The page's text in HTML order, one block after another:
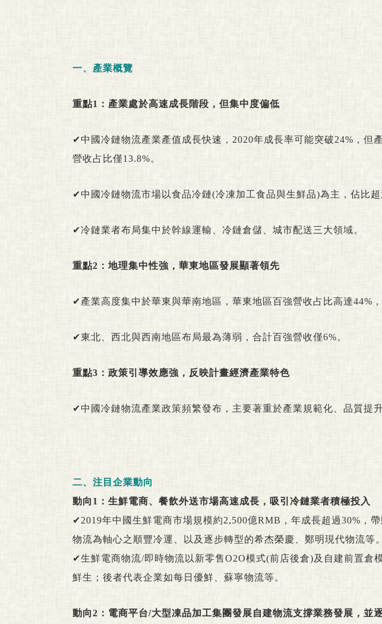
一、產業概覽
重點1：產業處於高速成長階段，但集中度偏低
✔中國冷鏈物流產業產值成長快速，2020年成長率可能突破24%，但
營收占比僅13.8%。
✔中國冷鏈物流市場以食品冷鏈(冷凍加工食品與生鮮品)為主，佔比
✔冷鏈業者布局集中於幹線運輸、冷鏈倉儲、城市配送三大領域。
重點2：地理集中性強，華東地區發展顯著領先
✔產業高度集中於華東與華南地區，華東地區百強營收占比高達44%
✔東北、西北與西南地區布局最為薄弱，合計百強營收僅6%。
重點3：政策引導效應強，反映計畫經濟產業特色
✔中國冷鏈物流產業政策頻繁發布，主要著重於產業規範化、品質提
二、注目企業動向
動向1：生鮮電商、餐飲外送市場高速成長，吸引冷鏈業者積極投入
✔2019年中國生鮮電商市場規模約2,500億RMB，年成長超過30%，
物流為軸心之順豐冷運、以及逐步轉型的希杰榮慶、鄭明現代物流等。
✔生鮮電商物流/即時物流以新零售O2O模式(前店後倉)及自建前置倉
鮮生；後者代表企業如每日優鮮、蘇寧物流等。
動向2：電商平台/大型凍品加工集團發展自建物流支撐業務發展，並